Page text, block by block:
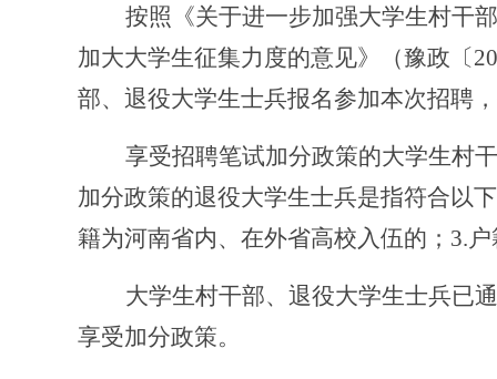
按照《关于进一步加强大学生村干
加大大学生征集力度的意见》（豫政〔
部、退役大学生士兵报名参加本次招聘
享受招聘笔试加分政策的大学生村
加分政策的退役大学生士兵是指符合以
籍为河南省内、在外省高校入伍的；3.
大学生村干部、退役大学生士兵已
享受加分政策。